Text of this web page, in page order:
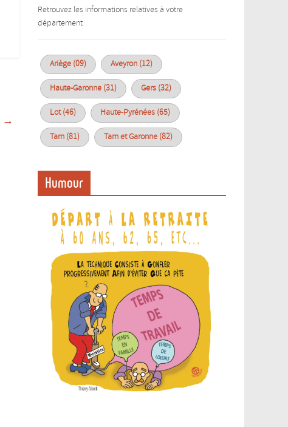
→
Retrouvez les informations relatives à votre
département
Ariège (09) Aveyron (12)
Haute-Garonne (31) Gers (32)
Lot (46) Haute-Pyrénées (65)
Tarn (81) Tarn et Garonne (82)
Humour